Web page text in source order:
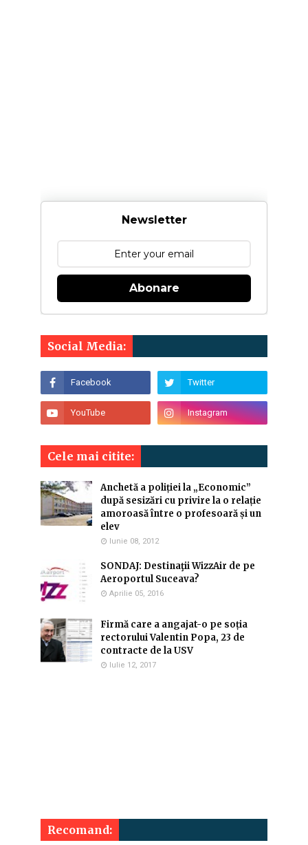
Newsletter
Abonare
Social Media:
Cele mai citite:
Anchetă a poliției la „Economic”
după sesizări cu privire la o relație
amoroasă între o profesoară și un
elev
Iunie 08, 2012
SONDAJ: Destinaţii WizzAir de pe
Aeroportul Suceava?
Aprilie 05, 2016
Firmă care a angajat-o pe soția
rectorului Valentin Popa, 23 de
contracte de la USV
Iulie 12, 2017
Recomand: